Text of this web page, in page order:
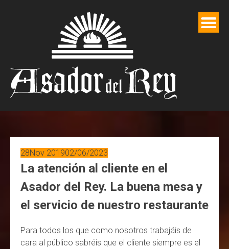
28Nov 201902/06/2023
La atención al cliente en el
Asador del Rey. La buena mesa y
el servicio de nuestro restaurante
Para todos los que como nosotros trabajáis de
cara al público sabréis que el cliente siempre es el